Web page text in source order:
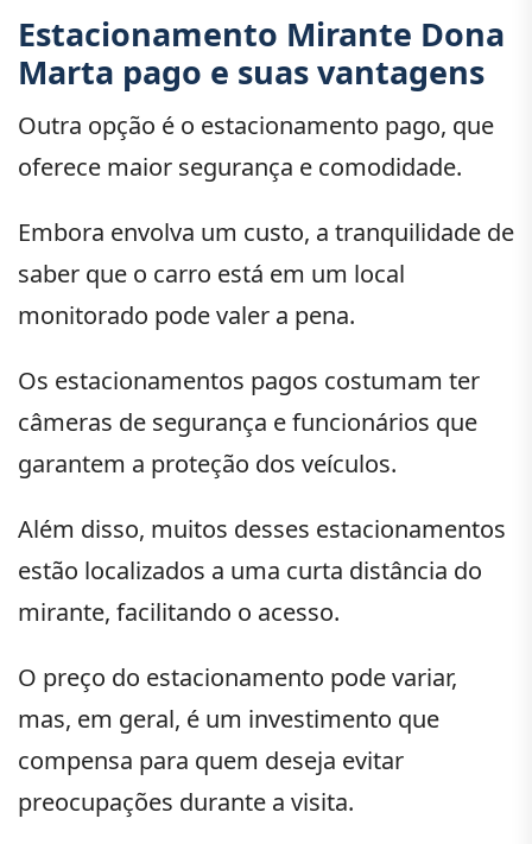
Estacionamento Mirante Dona
Marta pago e suas vantagens
Outra opção é o estacionamento pago, que
oferece maior segurança e comodidade.
Embora envolva um custo, a tranquilidade de
saber que o carro está em um local
monitorado pode valer a pena.
Os estacionamentos pagos costumam ter
câmeras de segurança e funcionários que
garantem a proteção dos veículos.
Além disso, muitos desses estacionamentos
estão localizados a uma curta distância do
mirante, facilitando o acesso.
O preço do estacionamento pode variar,
mas, em geral, é um investimento que
compensa para quem deseja evitar
preocupações durante a visita.